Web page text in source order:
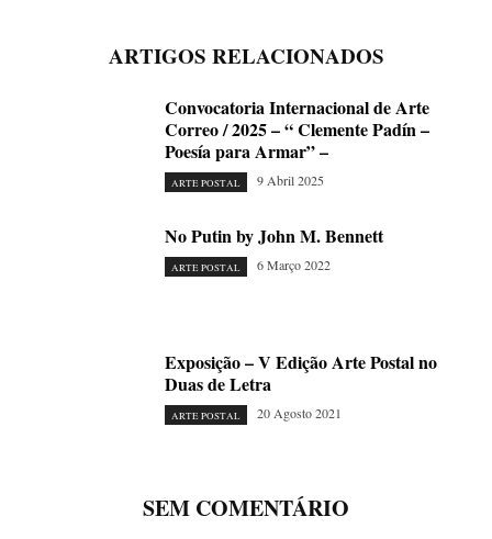
ARTIGOS RELACIONADOS
Convocatoria Internacional de Arte
Correo / 2025 – “ Clemente Padín –
Poesía para Armar” –
ARTE POSTAL 9 Abril 2025
No Putin by John M. Bennett
ARTE POSTAL 6 Março 2022
Exposição – V Edição Arte Postal no
Duas de Letra
ARTE POSTAL 20 Agosto 2021
SEM COMENTÁRIO